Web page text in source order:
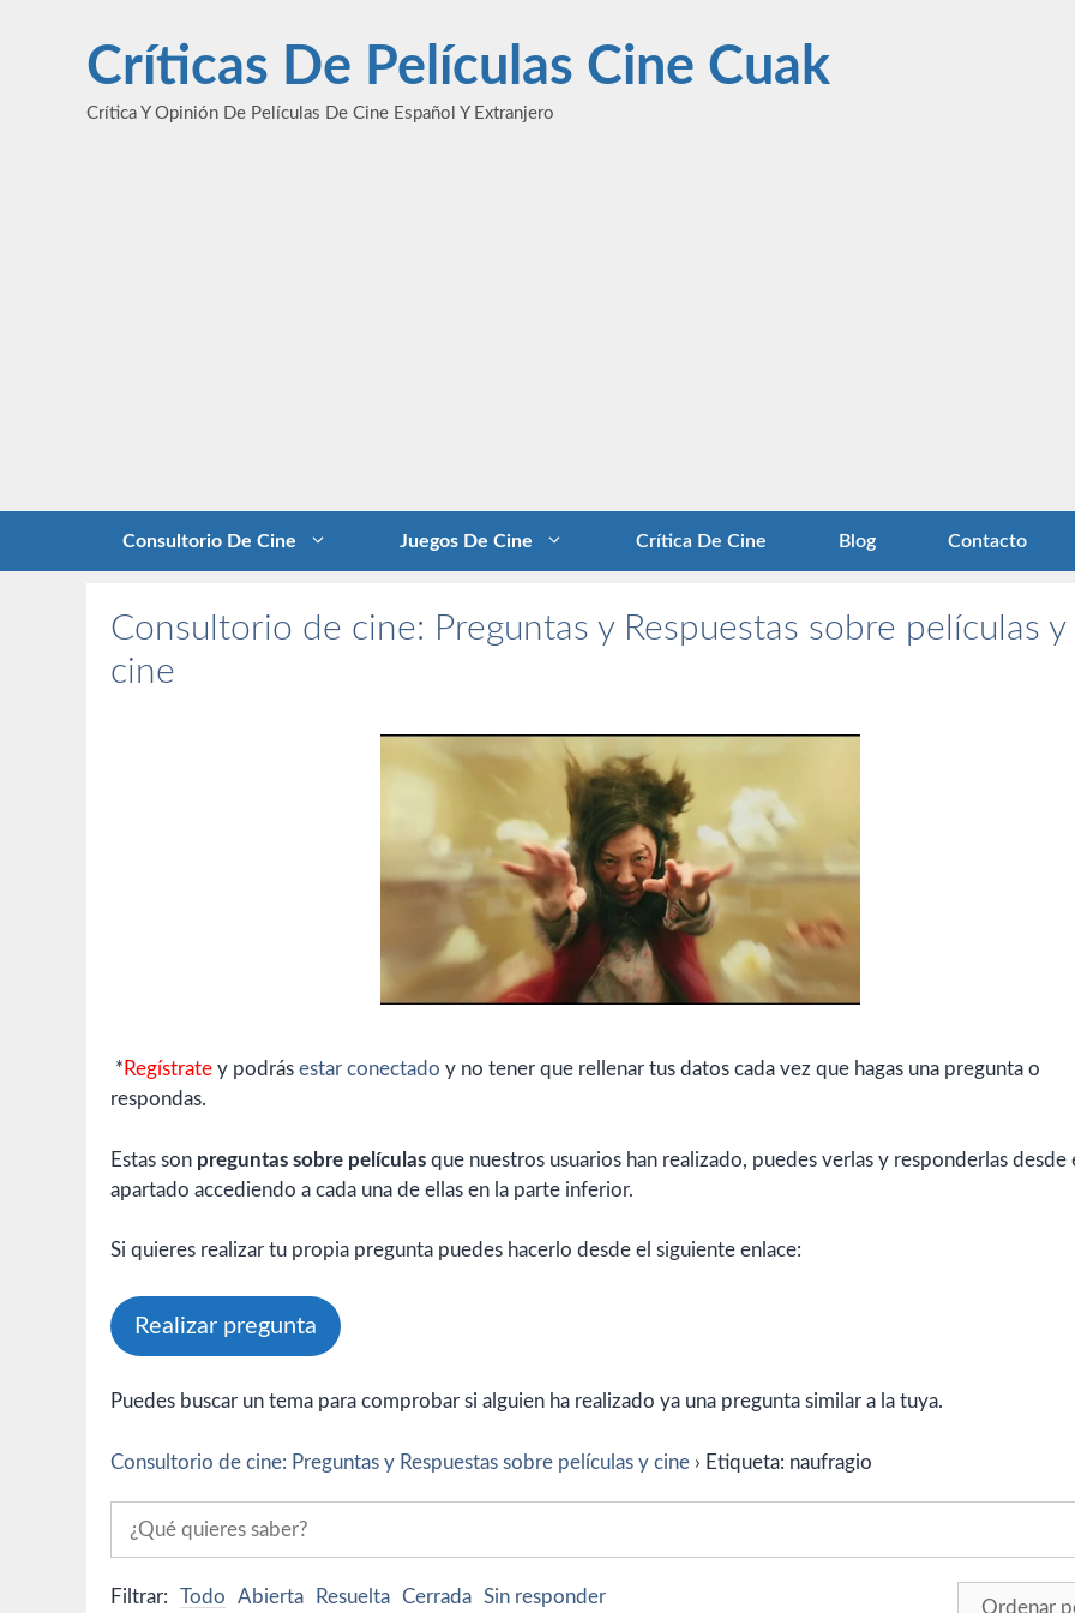
contenidoCríticas De Películas Cine Cuak
Crítica Y Opinión De Películas De Cine Español Y Extranjero
Consultorio De Cine Juegos De Cine Crítica De Cine Blog Contacto
Consultorio de cine: Preguntas y Respuestas sobre películas y
cine
* Regístrate y podrás estar conectado y no tener que rellenar tus datos cada vez que hagas una pregunta o
respondas.
Estas son preguntas sobre películas que nuestros usuarios han realizado, puedes verlas y responderlas desde
apartado accediendo a cada una de ellas en la parte inferior.
Si quieres realizar tu propia pregunta puedes hacerlo desde el siguiente enlace:
Realizar pregunta
Puedes buscar un tema para comprobar si alguien ha realizado ya una pregunta similar a la tuya.
Consultorio de cine: Preguntas y Respuestas sobre películas y cine › Etiqueta: naufragio
Filtrar: Todo Abierta Resuelta Cerrada Sin responder